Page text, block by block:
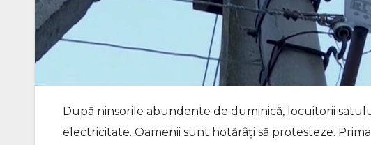
După ninsorile abundente de duminică, locuitorii
electricitate. Oamenii sunt hotărâți să protesteze.